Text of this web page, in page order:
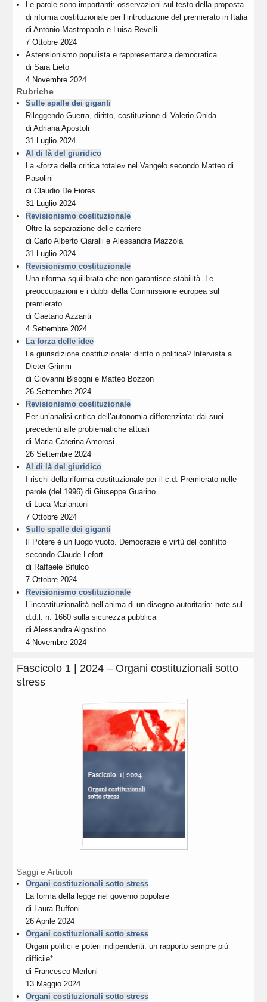
Le parole sono importanti: osservazioni sul testo della proposta
di riforma costituzionale per l’introduzione del premierato in Italia
diAntonio Mastropaolo e Luisa Revelli
7 Ottobre 2024
Astensionismo populista e rappresentanza democratica
diSara Lieto
4 Novembre 2024
Rubriche
Sulle spalle dei giganti
Rileggendo Guerra, diritto, costituzione di Valerio Onida
diAdriana Apostoli
31 Luglio 2024
Al di là del giuridico
La «forza della critica totale» nel Vangelo secondo Matteo di
Pasolini
diClaudio De Fiores
31 Luglio 2024
Revisionismo costituzionale
Oltre la separazione delle carriere
diCarlo Alberto Ciaralli eAlessandra Mazzola
31 Luglio 2024
Revisionismo costituzionale
Una riforma squilibrata che non garantisce stabilità. Le
preoccupazioni e i dubbi della Commissione europea sul
premierato
diGaetano Azzariti
4 Settembre 2024
La forza delle idee
La giurisdizione costituzionale: diritto o politica? Intervista a
Dieter Grimm
diGiovanni Bisogni e Matteo Bozzon
26 Settembre 2024
Revisionismo costituzionale
Per un’analisi critica dell’autonomia differenziata: dai suoi
precedenti alle problematiche attuali
di Maria Caterina Amorosi
26 Settembre 2024
Al di là del giuridico
I rischi della riforma costituzionale per il c.d. Premierato nelle
parole (del 1996) di Giuseppe Guarino
di Luca Mariantoni
7 Ottobre 2024
Sulle spalle dei giganti
Il Potere è un luogo vuoto. Democrazie e virtù del conflitto
secondo Claude Lefort
di Raffaele Bifulco
7 Ottobre 2024
Revisionismo costituzionale
L’incostituzionalità nell’anima di un disegno autoritario: note sul
d.d.l. n. 1660 sulla sicurezza pubblica
diAlessandra Algostino
4 Novembre 2024
Fascicolo 1 | 2024 – Organi costituzionali sotto
stress
Saggi e Articoli
Organi costituzionali sotto stress
La forma della legge nel governo popolare
di Laura Buffoni
26 Aprile 2024
Organi costituzionali sotto stress
Organi politici e poteri indipendenti: un rapporto sempre più
difficile*
di Francesco Merloni
13 Maggio 2024
Organi costituzionali sotto stress